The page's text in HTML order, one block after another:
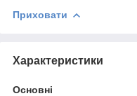
Приховати
Характеристики
Основні